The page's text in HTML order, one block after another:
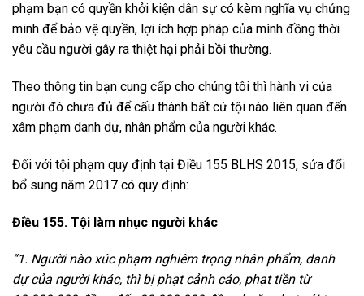
phạm bạn có quyền khởi kiện dân sự có kèm nghĩa vụ chứng
minh để bảo vệ quyền, lợi ích hợp pháp của mình đồng thời
yêu cầu người gây ra thiệt hại phải bồi thường.
Theo thông tin bạn cung cấp cho chúng tôi thì hành vi của
người đó chưa đủ để cấu thành bất cứ tội nào liên quan đến
xâm phạm danh dự, nhân phẩm của người khác.
Đối với tội phạm quy định tại Điều 155 BLHS 2015, sửa đổi
bổ sung năm 2017 có quy định:
Điều 155. Tội làm nhục người khác
“1. Người nào xúc phạm nghiêm trọng nhân phẩm, danh
dự của người khác, thì bị phạt cảnh cáo, phạt tiền từ